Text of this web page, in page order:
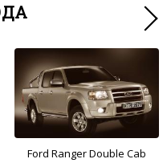
Ford Ranger Double Cab